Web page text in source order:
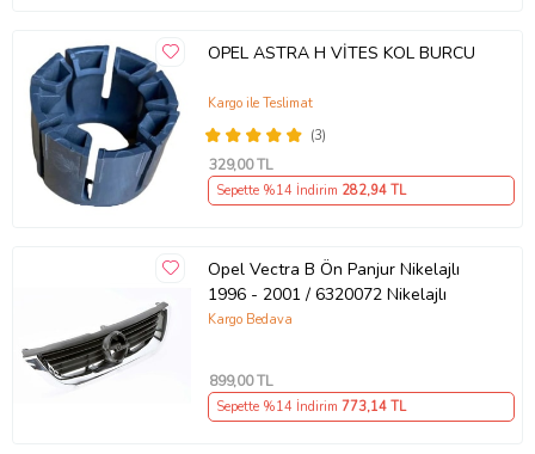
OPEL ASTRA H VİTES KOL BURCU
(3)
Kargo ile Teslimat
329,00 TL
Sepette %14 İndirim 282,94 TL
Opel Vectra B Ön Panjur Nikelajlı
1996 - 2001 / 6320072 Nikelajlı
Kargo Bedava
899,00 TL
Sepette %14 İndirim 773,14 TL